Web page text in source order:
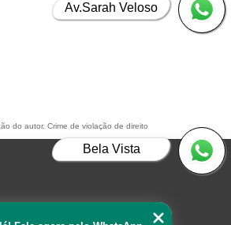
do autor. Crime de violação de direito
Av.Sarah Veloso
Bela Vista